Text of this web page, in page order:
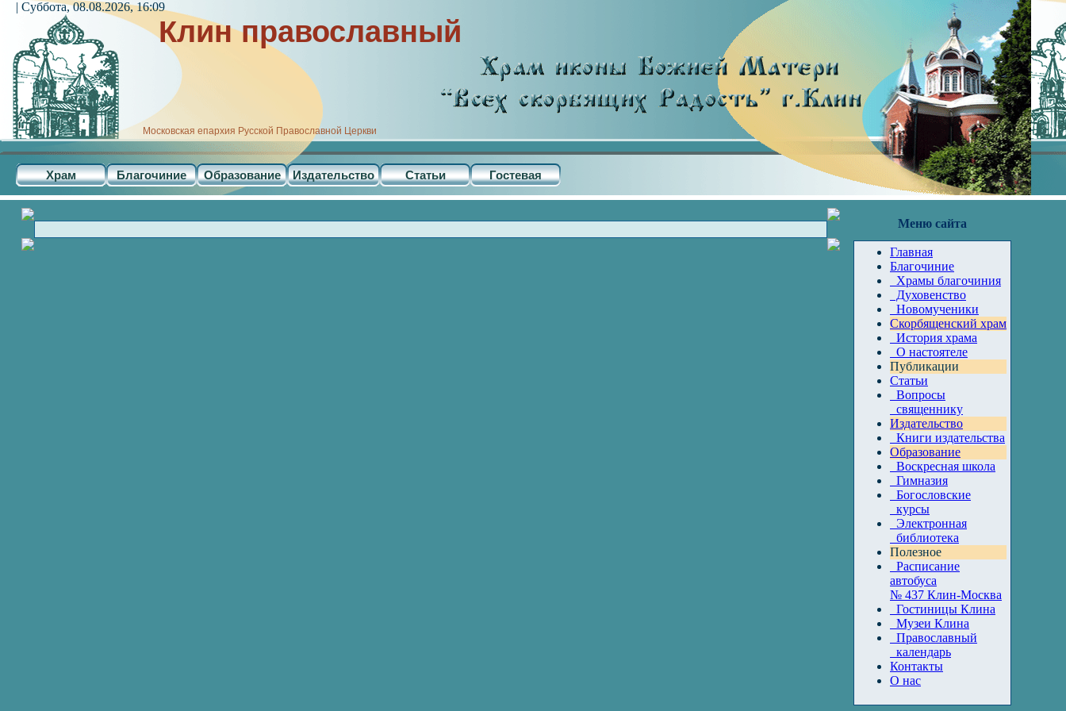
Клин православный
Московская епархия Русской Православной Церкви
Храм Благочиние Образование Издательство Статьи Гостевая
| Суббота, 08.08.2026, 16:09
Меню сайта
Главная
Благочиние
Храмы благочиния
Духовенство
Новомученики
Скорбященский храм
История храма
О настоятеле
Публикации
Статьи
Вопросы
священнику
Издательство
Книги издательства
Образование
Воскресная школа
Гимназия
Богословские
курсы
Электронная
библиотека
Полезное
Расписание
автобуса
№ 437 Клин-Москва
Гостиницы Клина
Музеи Клина
Православный
календарь
Контакты
О нас